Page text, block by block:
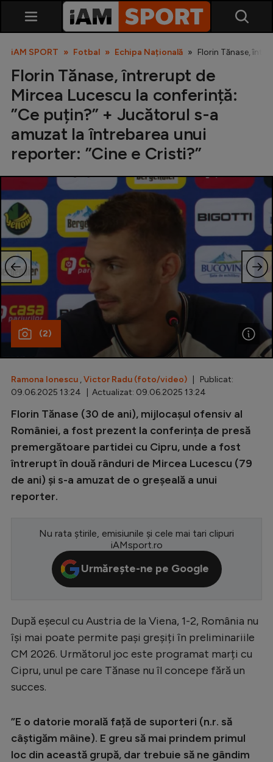
SuperLiga
Cupa României
Echipa Națională
U21
Fotbal feminin
Special
Diverse
Champions League
Europa League
Conference League
LaLiga
Serie A
Bundesliga
Campionate
Starurile fotbalului
EURO 2024
Clasamente
iAM SPORT Fotbal Echipa Națională Florin Tănase,
Florin Tănase, întrerupt de
Mircea Lucescu la conferință:
”Ce puțin?” + Jucătorul s-a
amuzat la întrebarea unui
reporter: ”Cine e Cristi?”
(2)
Ramona Ionescu ,Victor Radu (foto/video) | Publicat:
09.06.2025 13:24 | Actualizat: 09.06.2025 13:24
Florin Tănase (30 de ani), mijlocașul ofensiv al
României, a fost prezent la conferința de presă
premergătoare partidei cu Cipru, unde a fost
întrerupt în două rânduri de Mircea Lucescu (79
de ani) și s-a amuzat de o greșeală a unui
reporter.
Nu rata știrile, emisiunile și cele mai tari clipuri
iAMsport.ro
Urmărește-ne pe Google
După eșecul cu Austria de la Viena, 1-2, România nu
își mai poate permite pași greșiți în preliminariile
CM 2026. Următorul joc este programat marți cu
Cipru, unul pe care Tănase nu îl concepe fără un
succes.
”E o datorie morală față de suporteri (n.r. să
câștigăm mâine). E greu să mai prindem primul
loc din această grupă, dar trebuie să ne gândim